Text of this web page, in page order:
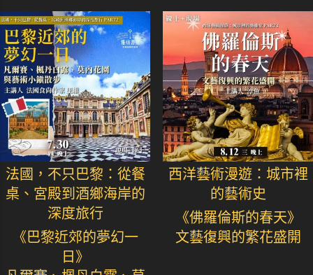
法國，不只巴黎：從餐
桌、宮殿到酒鄉海岸的
深度旅行
《巴黎近郊的夢幻一
日》
西洋藝術漫遊：城市裡
的藝術史
《佛羅倫斯的春天》
文藝復興的繁花盛開